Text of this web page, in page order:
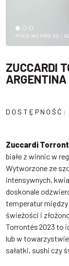
ZUCCARDI
DOSTĘPNOŚĆ:
Zuccardi
białe z winnic w
Wytworzone ze
intensywnych,
doskonale
temperatur
świeżości i
Torrontés 2023 to
lub w
sałatki, sushi czy